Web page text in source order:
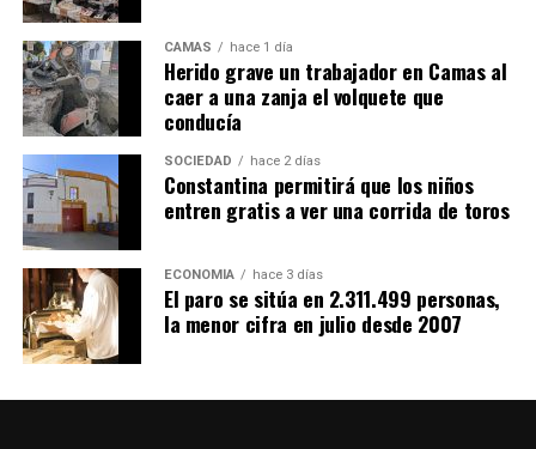
CAMAS hace 1 día
Herido grave un trabajador en Camas al
caer a una zanja el volquete que
conducía
SOCIEDAD hace 2 días
Constantina permitirá que los niños
entren gratis a ver una corrida de toros
ECONOMÍA hace 3 días
El paro se sitúa en 2.311.499 personas,
la menor cifra en julio desde 2007